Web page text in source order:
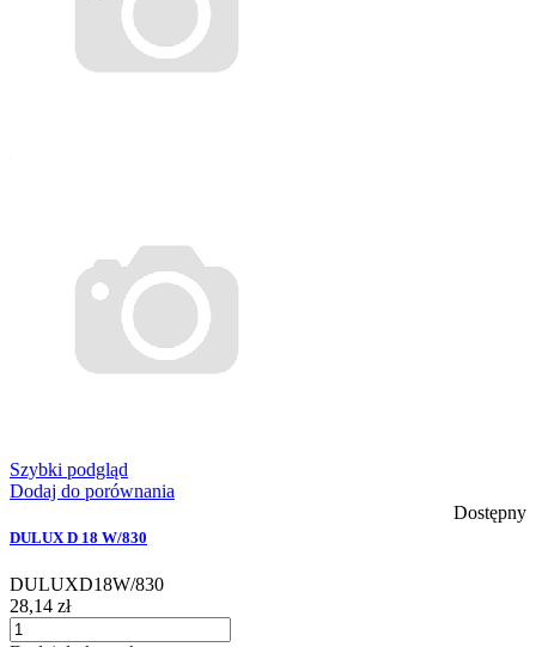
Szybki podgląd
Dodaj do porównania
Dostępny
DULUX D 18 W/830
DULUXD18W/830
28,14 zł